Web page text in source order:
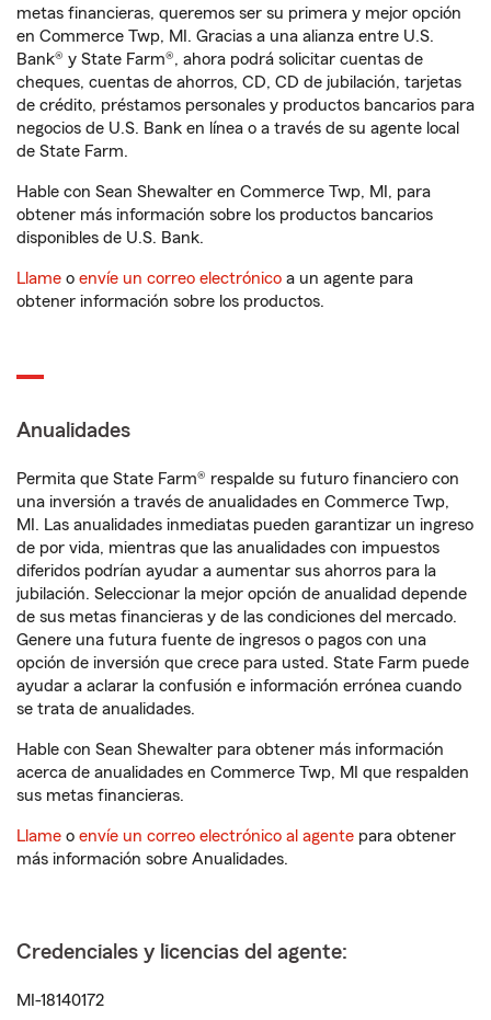
metas financieras, queremos ser su primera y mejor opción
en Commerce Twp, MI. Gracias a una alianza entre U.S.
Bank® y State Farm®, ahora podrá solicitar cuentas de
cheques, cuentas de ahorros, CD, CD de jubilación, tarjetas
de crédito, préstamos personales y productos bancarios para
negocios de U.S. Bank en línea o a través de su agente local
de State Farm.
Hable con Sean Shewalter en Commerce Twp, MI, para
obtener más información sobre los productos bancarios
disponibles de U.S. Bank.
Llame o envíe un correo electrónico a un agente para
obtener información sobre los productos.
Anualidades
Permita que State Farm® respalde su futuro financiero con
una inversión a través de anualidades en Commerce Twp,
MI. Las anualidades inmediatas pueden garantizar un ingreso
de por vida, mientras que las anualidades con impuestos
diferidos podrían ayudar a aumentar sus ahorros para la
jubilación. Seleccionar la mejor opción de anualidad depende
de sus metas financieras y de las condiciones del mercado.
Genere una futura fuente de ingresos o pagos con una
opción de inversión que crece para usted. State Farm puede
ayudar a aclarar la confusión e información errónea cuando
se trata de anualidades.
Hable con Sean Shewalter para obtener más información
acerca de anualidades en Commerce Twp, MI que respalden
sus metas financieras.
Llame o envíe un correo electrónico al agente para obtener
más información sobre Anualidades.
Credenciales y licencias del agente:
MI-18140172